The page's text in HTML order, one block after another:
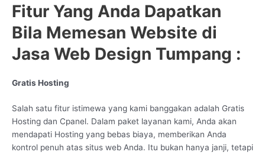
Fitur Yang Anda Dapatkan
Bila Memesan Website di
Jasa Web Design Tumpang :
Gratis Hosting
Salah satu fitur istimewa yang kami banggakan adalah Gratis
Hosting dan Cpanel. Dalam paket layanan kami, Anda akan
mendapati Hosting yang bebas biaya, memberikan Anda
kontrol penuh atas situs web Anda. Itu bukan hanya janji, tetapi